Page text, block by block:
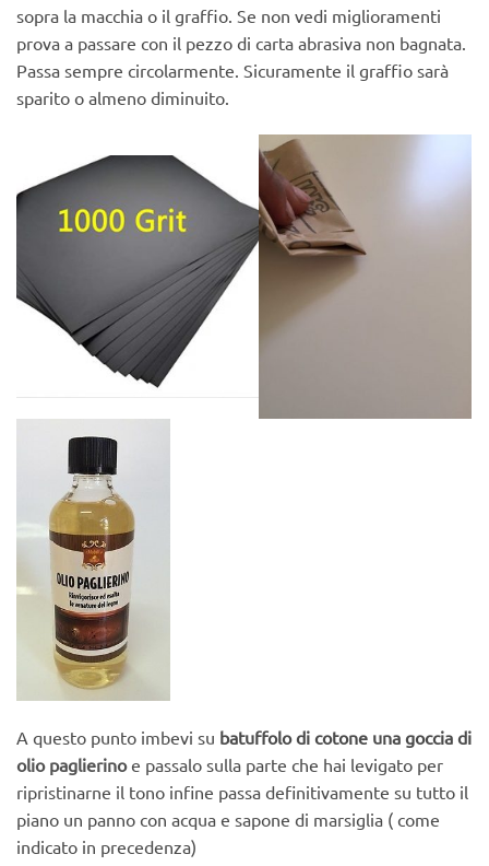
sopra la macchia o il graffio. Se non vedi miglioramenti
prova a passare con il pezzo di carta abrasiva non bagnata.
Passa sempre circolarmente. Sicuramente il graffio sarà
sparito o almeno diminuito.
A questo punto imbevi su batuffolo di cotone una goccia di
olio paglierinoe passalo sulla parte che hai levigato per
ripristinarne il tono infine passa definitivamente su tutto il
piano un panno con acqua e sapone di marsiglia ( come
indicato in precedenza)